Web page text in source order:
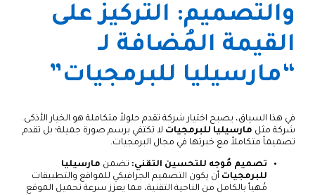
والتصميم: التركيز على
القيمة المُضافة لـ
“مارسيليا للبرمجيات”
في هذا السياق، يصبح اختيار شركة تقدم حلولاً متكاملة هو الخيار الأذكى.
شركة مثل مارسيليا للبرمجيات لا تكتفي برسم صورة جميلة؛ بل تقدم
تصميماً متكاملاً مع خبرتها في مجال البرمجيات.
تصميم مُوجه للتحسين التقني: تضمن مارسيليا
للبرمجيات أن يكون التصميم الجرافيكي للمواقع والتطبيقات
مُهيأ بالكامل من الناحية التقنية، مما يعزز سرعة تحميل الموقع